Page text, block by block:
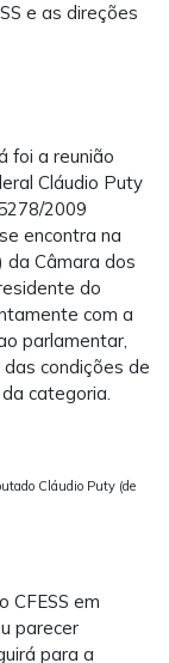
e as direções
foi a reunião
Cláudio Puty
2009
encontra na
da Câmara dos
do
com a
parlamentar,
condições de
categoria.
Cláudio Puty (de
CFESS em
parecer
para a